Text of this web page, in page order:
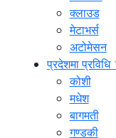
क्लाउड
मेटाभर्स
अटोमेसन
प्रदेशमा प्रविधि
कोशी
मधेश
बागमती
गण्डकी